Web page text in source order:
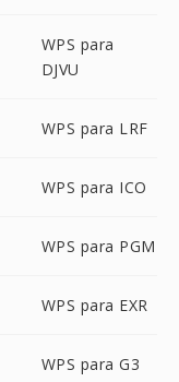
WPS para
DJVU
WPS para LRF
WPS para ICO
WPS para PGM
WPS para EXR
WPS para G3